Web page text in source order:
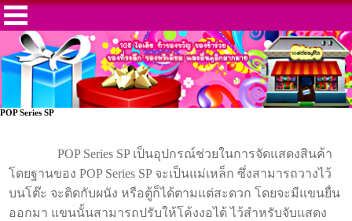
POP Series SP
POP Series SP เป็นอุปกรณ์ช่วยในการจัดแสดงสินค้า
โดยฐานของ POP Series SP จะเป็นแม่เหล็ก ซึ่งสามารถวางไว้
บนโต๊ะ จะติดกับผนัง หรือตู้ก็ได้ตามแต่สะดวก โดยจะมีแขนยื่น
ออกมา แขนนั้นสามารถปรับให้โค้งงอได้ ไว้สำหรับจับแสดง